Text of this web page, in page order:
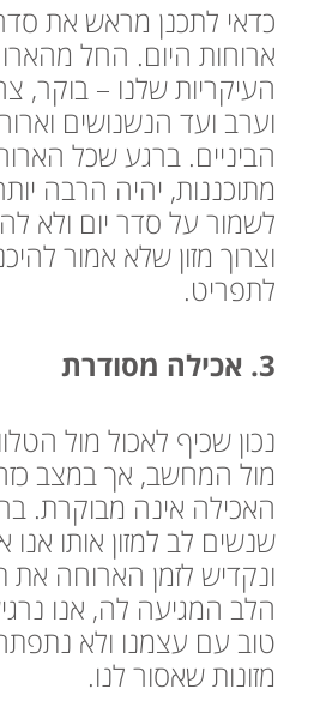
כדאי לתכנן מראש את
ארוחות היום. החל
העיקריות שלנו – בוקר,
וערב ועד הנשנושים
הביניים. ברגע שכל
מתוכננות, יהיה הרבה
לשמור על סדר יום ולא
וצרוך מזון שלא אמור
לתפריט.
3. אכילה מסודרת
נכון שכיף לאכול מול
מול המחשב, אך במצב
האכילה אינה מבוקרת.
שנשים לב למזון אותו אנו
ונקדיש לזמן הארוחה
הלב המגיעה לה, אנו
טוב עם עצמנו ולא
מזונות שאסור לנו.